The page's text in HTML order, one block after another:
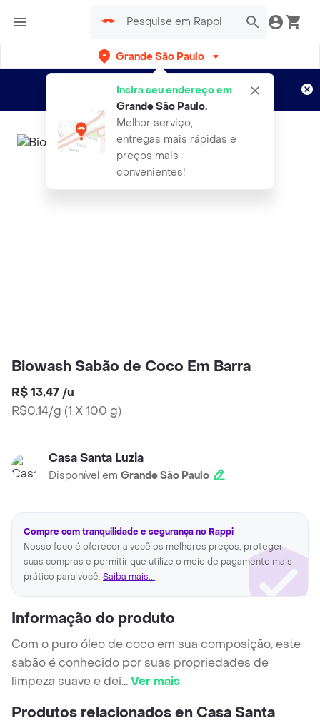
Grande São Paulo
Insira seu endereço em
Grande São Paulo.
Melhor serviço,
entregas mais rápidas e
preços mais
convenientes!
Entregas grátis por 15 dias!
Aplicam T&C
Biowash Sabão de Coco Em Barra
R$ 13,47 /u
R$0.14/g (1 X 100 g)
Casa Santa Luzia
Disponível em Grande São Paulo
Compre com tranquilidade e segurança no Rappi
Nosso foco é oferecer a você os melhores preços, proteger
suas compras e permitir que utilize o meio de pagamento mais
prático para você. Saiba mais...
Informação do produto
Com o puro óleo de coco em sua composição, este
sabão é conhecido por suas propriedades de
limpeza suave e dei...Ver mais
Produtos relacionados en Casa Santa